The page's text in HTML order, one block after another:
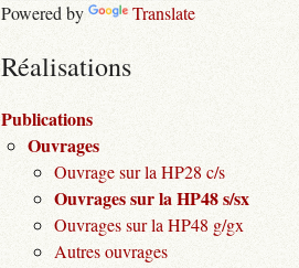
Powered by Translate
Réalisations
Publications
Ouvrages
Ouvrage sur la HP28 c/s
Ouvrages sur la HP48 s/sx
Ouvrages sur la HP48 g/gx
Autres ouvrages